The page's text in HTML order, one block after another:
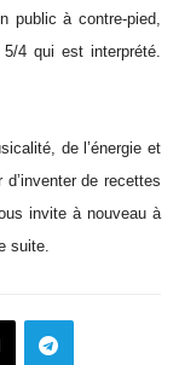
public à contre-pied,
4 qui est interprété.
de l’énergie et
de recettes
invite à nouveau à
suite.